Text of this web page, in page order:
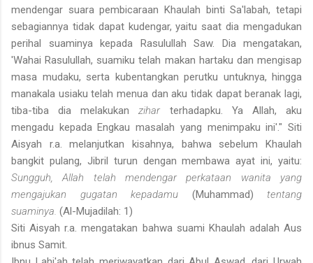
mendengar suara pembicaraan Khaulah binti Sa'labah, tetapi
sebagiannya tidak dapat kudengar, yaitu saat dia mengadukan
perihal suaminya kepada Rasulullah Saw. Dia mengatakan,
'Wahai Rasulullah, suamiku telah makan hartaku dan mengisap
masa mudaku, serta kubentangkan perutku untuknya, hingga
manakala usiaku telah menua dan aku tidak dapat beranak lagi,
tiba-tiba dia melakukanzihar terhadapku. Ya Allah, aku
mengadu kepada Engkau masalah yang menimpaku ini'." Siti
Aisyah r.a. melanjutkan kisahnya, bahwa sebelum Khaulah
bangkit pulang, Jibril turun dengan membawa ayat ini, yaitu:
Sungguh, Allah telah mendengar perkataan wanita yang
mengajukan gugatan kepadamu (Muhammad) tentang
suaminya. (Al-Mujadilah: 1)
Siti Aisyah r.a. mengatakan bahwa suami Khaulah adalah Aus
ibnus Samit.